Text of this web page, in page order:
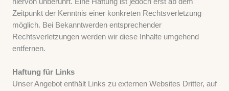
Zeitpunkt der Kenntnis einer konkreten Rechtsverletzung
möglich. Bei Bekanntwerden entsprechender
Rechtsverletzungen werden wir diese Inhalte umgehend
entfernen.
Haftung für Links
Unser Angebot enthält Links zu externen Websites Dritter, auf